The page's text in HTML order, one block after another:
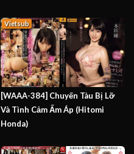
[WAAA-384] Chuyến Tàu Bị Lỡ
Và Tình Cảm Ấm Áp (Hitomi
Honda)
Vietsub